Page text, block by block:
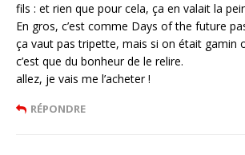
fils : et rien que pour cela, ça en valait la
En gros, c’est comme Days of the future
ça vaut pas tripette, mais si on était gamin
c’est que du bonheur de le relire.
allez, je vais me l’acheter !
RÉPONDRE